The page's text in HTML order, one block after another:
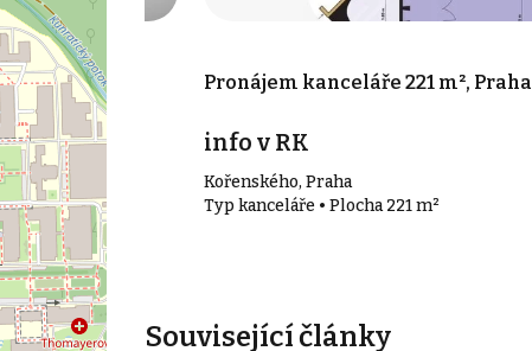
m², Praha -
Smíchov
m²
Pronájem kanceláře 221 m², Praha
info v RK
Kořenského, Praha
Typ kanceláře • Plocha 221 m²
Související články